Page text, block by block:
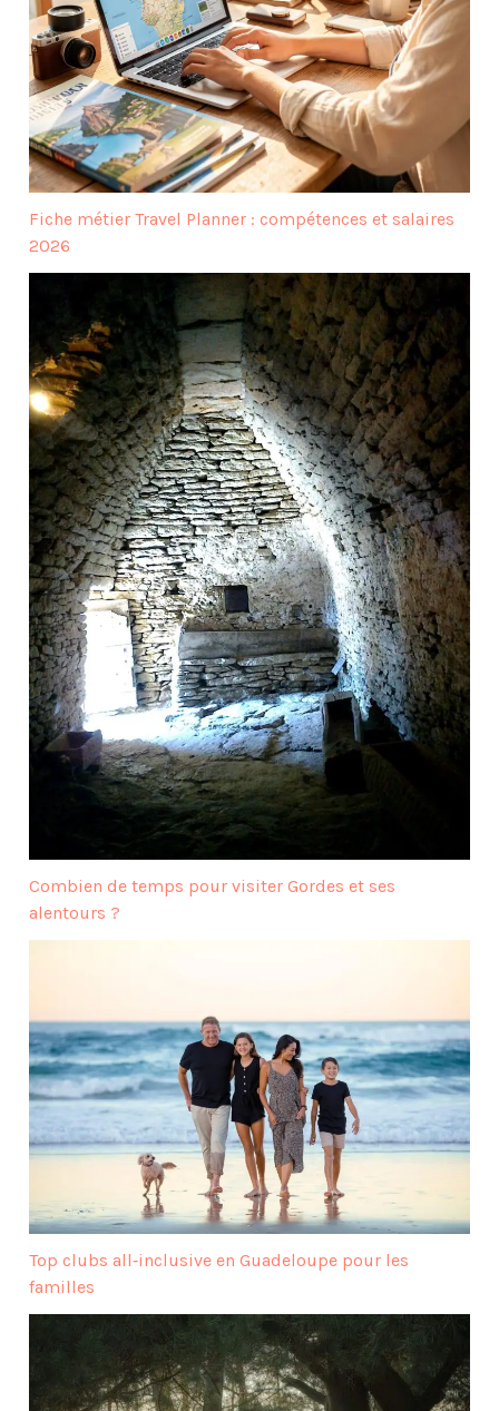
Fiche métier Travel Planner : compétences et salaires
2026
Combien de temps pour visiter Gordes et ses
alentours ?
Top clubs all‑inclusive en Guadeloupe pour les
familles